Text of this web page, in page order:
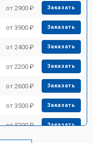
от 2900 ₽ Заказать
от 3900 ₽ Заказать
от 2400 ₽ Заказать
от 2200 ₽ Заказать
от 2600 ₽ Заказать
от 3500 ₽ Заказать
от 5200 ₽ Заказать